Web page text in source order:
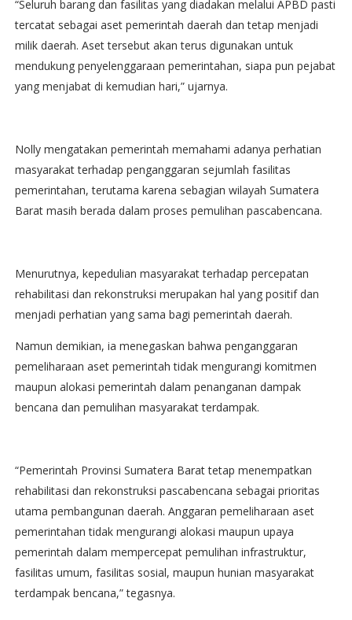
“Seluruh barang dan fasilitas yang diadakan melalui APBD pasti
tercatat sebagai aset pemerintah daerah dan tetap menjadi
milik daerah. Aset tersebut akan terus digunakan untuk
mendukung penyelenggaraan pemerintahan, siapa pun pejabat
yang menjabat di kemudian hari,” ujarnya.
Nolly mengatakan pemerintah memahami adanya perhatian
masyarakat terhadap penganggaran sejumlah fasilitas
pemerintahan, terutama karena sebagian wilayah Sumatera
Barat masih berada dalam proses pemulihan pascabencana.
Menurutnya, kepedulian masyarakat terhadap percepatan
rehabilitasi dan rekonstruksi merupakan hal yang positif dan
menjadi perhatian yang sama bagi pemerintah daerah.
Namun demikian, ia menegaskan bahwa penganggaran
pemeliharaan aset pemerintah tidak mengurangi komitmen
maupun alokasi pemerintah dalam penanganan dampak
bencana dan pemulihan masyarakat terdampak.
“Pemerintah Provinsi Sumatera Barat tetap menempatkan
rehabilitasi dan rekonstruksi pascabencana sebagai prioritas
utama pembangunan daerah. Anggaran pemeliharaan aset
pemerintahan tidak mengurangi alokasi maupun upaya
pemerintah dalam mempercepat pemulihan infrastruktur,
fasilitas umum, fasilitas sosial, maupun hunian masyarakat
terdampak bencana,” tegasnya.